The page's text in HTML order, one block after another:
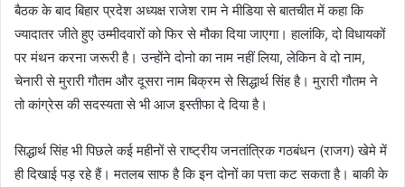
बैठक के बाद बिहार प्रदेश अध्यक्ष राजेश राम ने मीडिया से बातचीत में कहा कि
ज्यादातर जीते हुए उम्मीदवारों को फिर से मौका दिया जाएगा। हालांकि, दो विधायकों
पर मंथन करना जरूरी है। उन्होंने दोनो का नाम नहीं लिया, लेकिन वे दो नाम,
चेनारी से मुरारी गौतम और दूसरा नाम बिक्रम से सिद्धार्थ सिंह है। मुरारी गौतम ने
तो कांग्रेस की सदस्यता से भी आज इस्तीफा दे दिया है।
सिद्धार्थ सिंह भी पिछले कई महीनों से राष्ट्रीय जनतांत्रिक गठबंधन (राजग) खेमे में
ही दिखाई पड़ रहे हैं। मतलब साफ है कि इन दोनों का पत्ता कट सकता है। बाकी के